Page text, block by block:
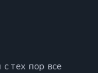
тех пор все